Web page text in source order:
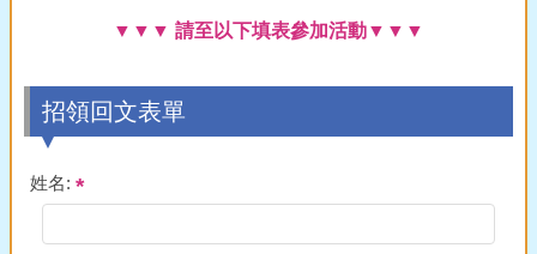
▼▼▼ 請至以下填表參加活動▼▼▼
招領回文表單
姓名: